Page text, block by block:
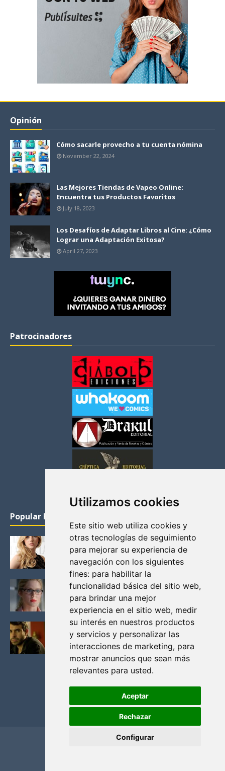
Utilizamos cookies
Este sitio web utiliza cookies y
otras tecnologías de seguimiento
para mejorar su experiencia de
navegación con los siguientes
fines: para habilitar la
funcionalidad básica del sitio web,
para brindar una mejor
experiencia en el sitio web, medir
su interés en nuestros productos
y servicios y personalizar las
interacciones de marketing, para
mostrar anuncios que sean más
relevantes para usted.
Aceptar
Rechazar
Configurar
Opinión
Cómo sacarle provecho a tu cuenta nómina
November 22, 2024
Las Mejores Tiendas de Vapeo Online:
Encuentra tus Productos Favoritos
July 18, 2023
Los Desafíos de Adaptar Libros al Cine: ¿Cómo
Lograr una Adaptación Exitosa?
April 27, 2023
Patrocinadores
Popular Posts
KATHERYN WINNICK: LA ACTRIZ MAS GUAPA DE
VIKINGOS
Junio 14, 2013
FELICITY (EMILY BETT RICKARDS), LAS FOTOS
MAS BONITAS DE LA ALIADA DE ARROW
Noviembre 30, 2013
BLACK MIRROR: TODA TU HISTORIA. EPISODIO 3.
LA CRITICA
Mayo 17, 2012
Privacidad y cookies
Contacto